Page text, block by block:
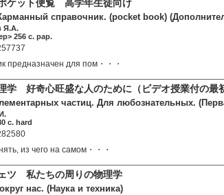
ケット便覧 高学年生徒向け
справочник. (pocket book)
Я.А.
256 c. pap.
предназначен для пом・・・
学 好奇心旺盛な人のために（ビデオ授業付の最
частиц. Для любознательных.
c. hard
из чего на самом・・・
ツ 私たちの周りの物理学
нас. (Наука и техника)